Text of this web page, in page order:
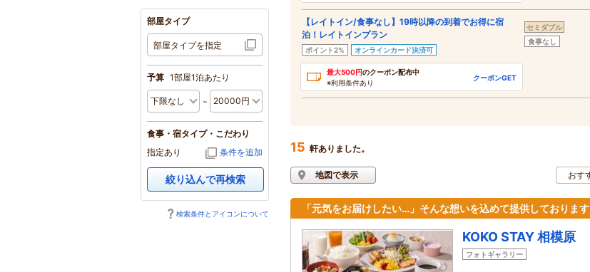
部屋タイプ
部屋タイプを指定
予算 1部屋1泊あたり
食事・宿タイプ・こだわり
指定あり
条件を追加
絞り込んで再検索
検索条件とアイコンについて
【レイトイン/食事なし】19時以降の到着でお得に宿
泊！レイトインプラン
ポイント2% オンラインカード決済可
最大500円のクーポン配布中
※利用条件あり
クーポンGET
セミダブル
食事なし
15 軒ありました。
地図で表示 おす
「元気をお届けしたい…」そんな想いを込めて提供しております
KOKO STAY 相模原
フォトギャラリー